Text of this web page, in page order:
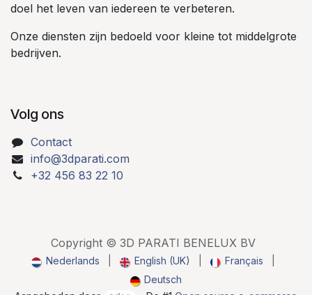
doel het leven van iedereen te verbeteren.
Onze diensten zijn bedoeld voor kleine tot middelgrote
bedrijven.
Volg ons
Contact
info@3dparati.com
+32 456 83 22 10
Copyright © 3D PARATI BENELUX BV
Nederlands English (UK) Français
Deutsch